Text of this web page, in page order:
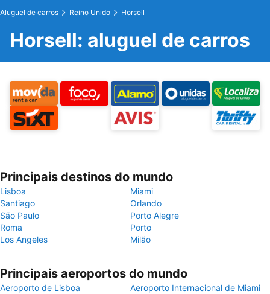
Aluguel de carros Reino Unido Horsell
Horsell: aluguel de carros
Principais destinos do mundo
Lisboa
Miami
Santiago
Orlando
São Paulo
Porto Alegre
Roma
Porto
Los Angeles
Milão
Principais aeroportos do mundo
Aeroporto de Lisboa
Aeroporto Internacional de Miami